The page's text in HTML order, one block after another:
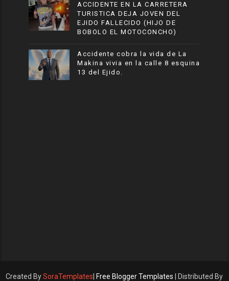
ACCIDENTE EN LA CARRETERA
TURISTICA DEJA JOVEN DEL
EJIDO FALLECIDO (HIJO DE
BOBOLO EL MOTOCONCHO)
Accidente cobra la vida de La
Makina vivia en la calle 8 esquina
13 del Ejido.
Created BySoraTemplates Free Blogger Templates | Distributed By